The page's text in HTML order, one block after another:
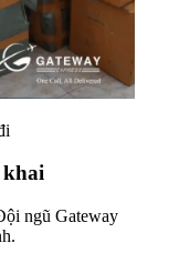
khai
ngũ Gateway